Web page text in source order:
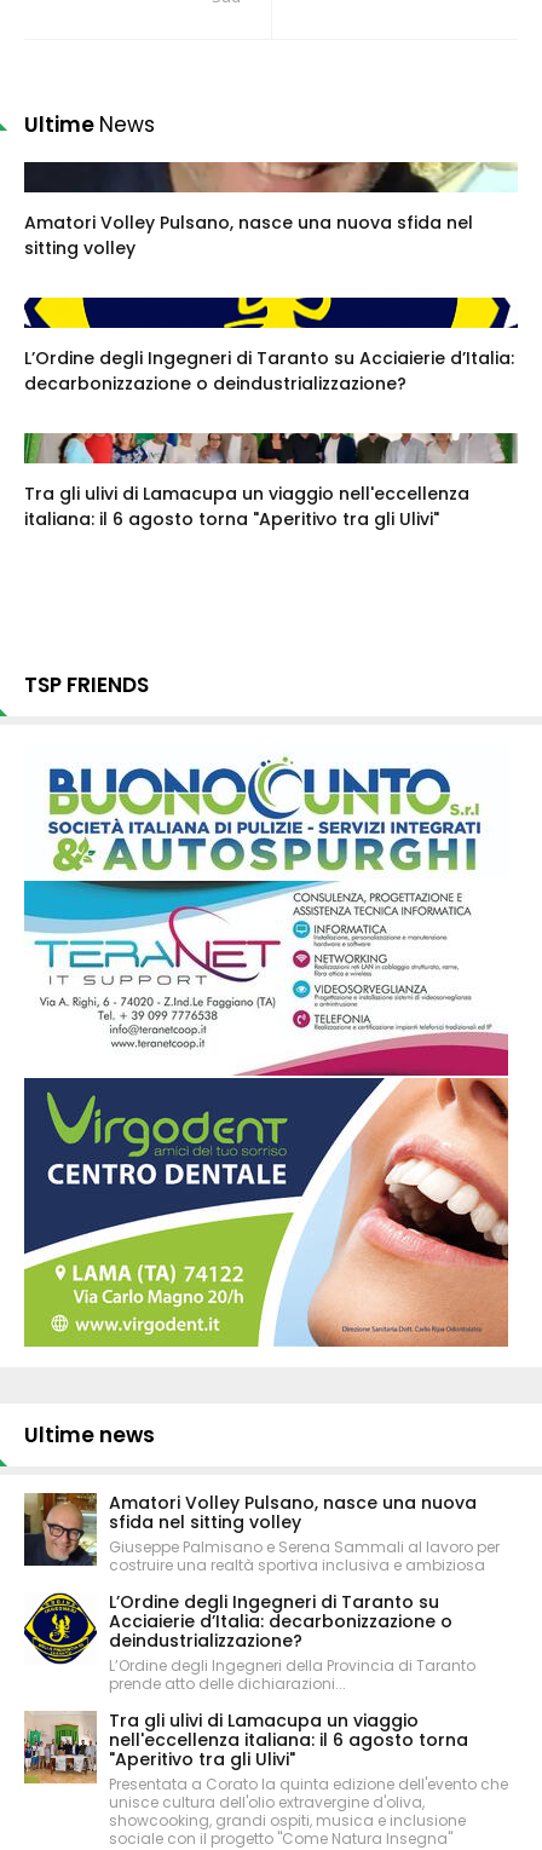
Ultime News
Amatori Volley Pulsano, nasce una nuova sfida nel
sitting volley
L’Ordine degli Ingegneri di Taranto su Acciaierie d’Italia:
decarbonizzazione o deindustrializzazione?
Tra gli ulivi di Lamacupa un viaggio nell'eccellenza
italiana: il 6 agosto torna "Aperitivo tra gli Ulivi"
TSP FRIENDS
Ultime news
Amatori Volley Pulsano, nasce una nuova
sfida nel sitting volley
Giuseppe Palmisano e Serena Sammali al lavoro per
costruire una realtà sportiva inclusiva e ambiziosa
L’Ordine degli Ingegneri di Taranto su
Acciaierie d’Italia: decarbonizzazione o
deindustrializzazione?
L’Ordine degli Ingegneri della Provincia di Taranto
prende atto delle dichiarazioni...
Tra gli ulivi di Lamacupa un viaggio
nell'eccellenza italiana: il 6 agosto torna
"Aperitivo tra gli Ulivi"
Presentata a Corato la quinta edizione dell'evento che
unisce cultura dell'olio extravergine d'oliva,
showcooking, grandi ospiti, musica e inclusione
sociale con il progetto "Come Natura Insegna"